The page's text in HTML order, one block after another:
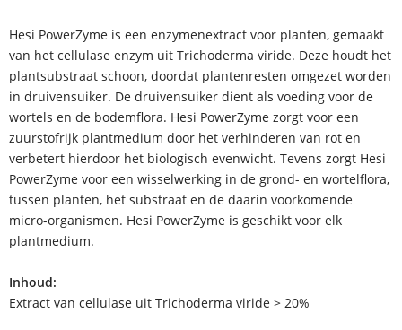
Hesi PowerZyme is een enzymenextract voor planten, gemaakt
van het cellulase enzym uit Trichoderma viride. Deze houdt het
plantsubstraat schoon, doordat plantenresten omgezet worden
in druivensuiker. De druivensuiker dient als voeding voor de
wortels en de bodemflora. Hesi PowerZyme zorgt voor een
zuurstofrijk plantmedium door het verhinderen van rot en
verbetert hierdoor het biologisch evenwicht. Tevens zorgt Hesi
PowerZyme voor een wisselwerking in de grond- en wortelflora,
tussen planten, het substraat en de daarin voorkomende
micro-organismen. Hesi PowerZyme is geschikt voor elk
plantmedium.
Inhoud:
Extract van cellulase uit Trichoderma viride > 20%